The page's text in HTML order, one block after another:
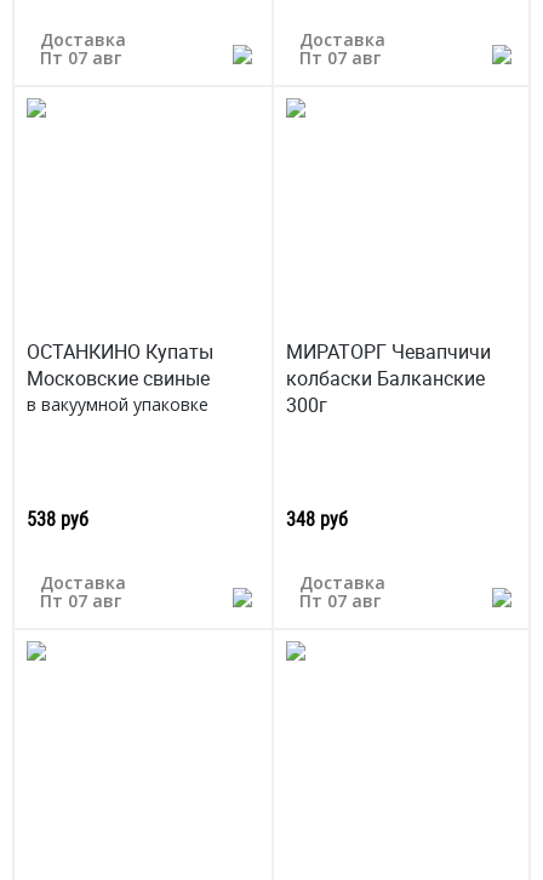
Доставка
Пт 07 авг
Доставка
Пт 07 авг
ОСТАНКИНО Купаты
Московские свиные
в вакуумной упаковке
538 руб
Доставка
Пт 07 авг
МИРАТОРГ Чевапчичи
колбаски Балканские
300г
348 руб
Доставка
Пт 07 авг